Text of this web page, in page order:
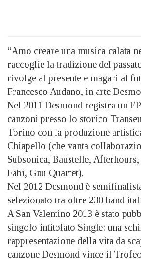
“Amo creare una musica calata
raccoglie la tradizione del
rivolge al presente e magari al
Francesco Audano, in arte
Nel 2011 Desmond registra un
canzoni presso lo storico
Torino con la produzione
Chiapello (che vanta
Subsonica, Baustelle,
Fabi, Gnu Quartet).
Nel 2012 Desmond è
selezionato tra oltre 230 band
A San Valentino 2013 è stato
singolo intitolato Single: una
rappresentazione della vita da
canzone Desmond vince il